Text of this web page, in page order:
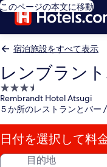
このページの本文に移動
宿泊施設をすべて表示
レンブラン
3.5
つ
星
宿
泊
施
Rembrandt Hotel Atsugi
5 か所のレストランとバー
日付を選択して料
目的地